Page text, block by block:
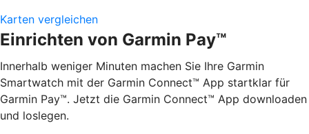
Karten vergleichen
Einrichten von Garmin Pay™
Innerhalb weniger Minuten machen Sie Ihre Garmin
Smartwatch mit der Garmin Connect™ App startklar für
Garmin Pay™. Jetzt die Garmin Connect™ App downloaden
und loslegen.